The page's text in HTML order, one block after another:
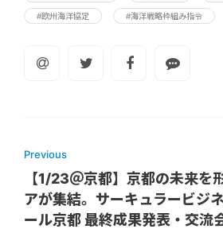
#欧州海洋協定 #海洋戦略枠組み指令
Previous
【1/23＠京都】京都の未来を
アが集結。サーキュラービジ
ール京都 最終成果発表・交流